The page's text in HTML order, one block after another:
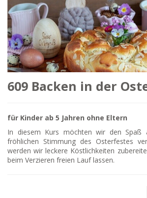
609 Backen in der
für Kinder ab 5 Jahren ohne Eltern
In diesem Kurs möchten wir den Spaß
fröhlichen Stimmung des Osterfestes
werden wir leckere Köstlichkeiten
beim Verzieren freien Lauf lassen.